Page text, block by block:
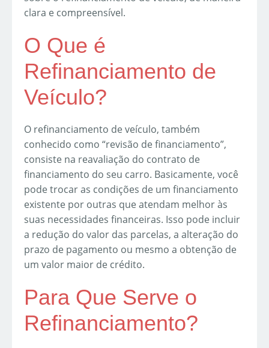
clara e compreensível.
O Que é
Refinanciamento de
Veículo?
O refinanciamento de veículo, também
conhecido como “revisão de financiamento”,
consiste na reavaliação do contrato de
financiamento do seu carro. Basicamente, você
pode trocar as condições de um financiamento
existente por outras que atendam melhor às
suas necessidades financeiras. Isso pode incluir
a redução do valor das parcelas, a alteração do
prazo de pagamento ou mesmo a obtenção de
um valor maior de crédito.
Para Que Serve o
Refinanciamento?